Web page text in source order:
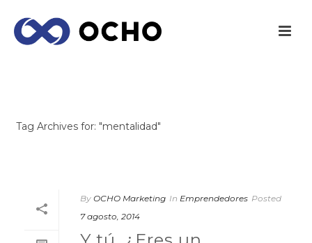
Tag Archives for: "mentalidad"
By OCHO Marketing In Emprendedores Posted
7 agosto, 2014